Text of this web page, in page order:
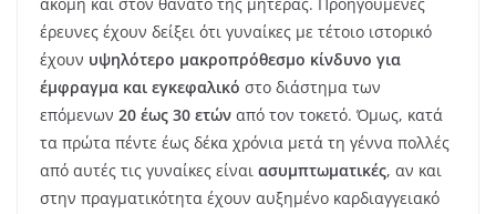
έρευνες έχουν δείξει ότι γυναίκες με τέτοιο ιστορικό
έχουν υψηλότερο μακροπρόθεσμο κίνδυνο για
έμφραγμα και εγκεφαλικό στο διάστημα των
επόμενων 20 έως 30 ετών από τον τοκετό. Όμως, κατά
τα πρώτα πέντε έως δέκα χρόνια μετά τη γέννα πολλές
από αυτές τις γυναίκες είναι ασυμπτωματικές, αν και
στην πραγματικότητα έχουν αυξημένο καρδιαγγειακό